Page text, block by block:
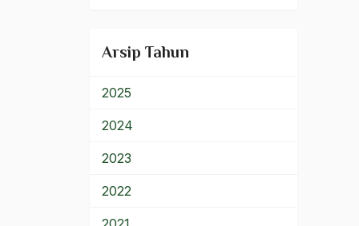
Arsip Tahun
2025
2024
2023
2022
Fraksi ABRI
Fraksi Reformasi
Franklin Delano Roosevelt
Freeport
Frienderich Engels
Front Nasional Progresif